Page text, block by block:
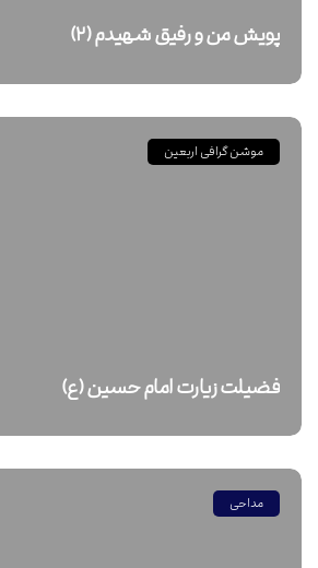
پویش من و رفیق شهیدم (۲)
موشن گرافی اربعین
فضیلت زیارت امام حسین (ع)
مداحی